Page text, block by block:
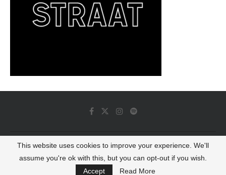
© 2022 - Luminous Dash All Rights Reserved
BACK TO TOP
This website uses cookies to improve your experience. We'll
assume you're ok with this, but you can opt-out if you wish.
Accept
Read More